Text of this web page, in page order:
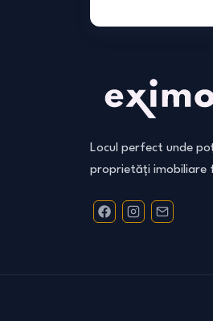
Locul perfect unde
proprietăți imobiliare